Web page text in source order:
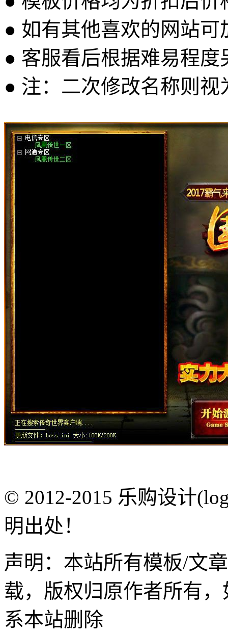
● 如有其他喜欢的网站可
● 客服看后根据难易程
● 注：二次修改名称则
© 2012-2015 乐购设计
明出处！
声明：本站所有模板/文
载，版权归原作者所有
系本站删除